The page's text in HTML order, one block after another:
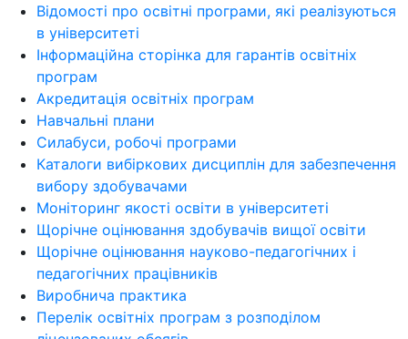
Відомості про освітні програми, які реалізуються
в університеті
Інформаційна сторінка для гарантів освітніх
програм
Акредитація освітніх програм
Навчальні плани
Силабуси, робочі програми
Каталоги вибіркових дисциплін для забезпечення
вибору здобувачами
Моніторинг якості освіти в університеті
Щорічне оцінювання здобувачів вищої освіти
Щорічне оцінювання науково-педагогічних і
педагогічних працівників
Виробнича практика
Перелік освітніх програм з розподілoм